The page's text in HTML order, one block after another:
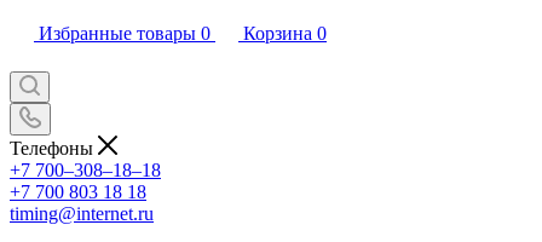
Избранные товары 0 Корзина 0
Телефоны
+7 700‒308‒18‒18
+7 700 803 18 18
timing@internet.ru